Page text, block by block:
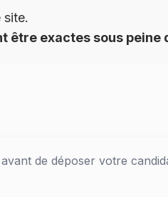
site.
être exactes sous peine
de déposer votre